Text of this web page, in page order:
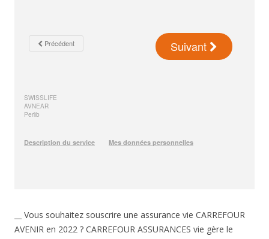
__ Vous souhaitez souscrire une assurance vie CARREFOUR
AVENIR en 2022 ? CARREFOUR ASSURANCES vie gère le